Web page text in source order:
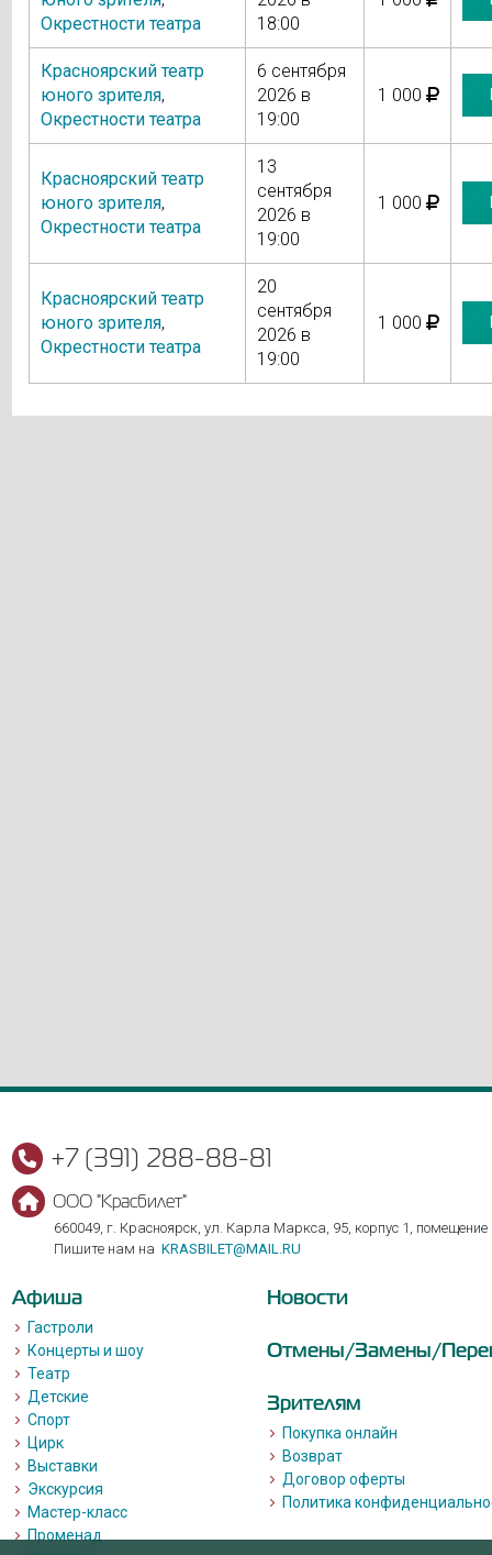
Окрестности театра
18:00
Красноярский театр
юного зрителя,
Окрестности театра
6 сентября
2026 в
19:00
1 000
Красноярский театр
юного зрителя,
Окрестности театра
13
сентября
2026 в
19:00
1 000
Красноярский театр
юного зрителя,
Окрестности театра
20
сентября
2026 в
19:00
1 000
+7 (391) 288-88-81
ООО "Красбилет"
660049, г. Красноярск, ул. Карла Маркса, 95, корпус 1, помещение
Пишите нам на KRASBILET@MAIL.RU
Афиша
Гастроли
Концерты и шоу
Театр
Детские
Спорт
Цирк
Выставки
Экскурсия
Мастер-класс
Променад
Новости
Отмены/Замены/
Зрителям
Покупка онлайн
Возврат
Договор оферты
Политика